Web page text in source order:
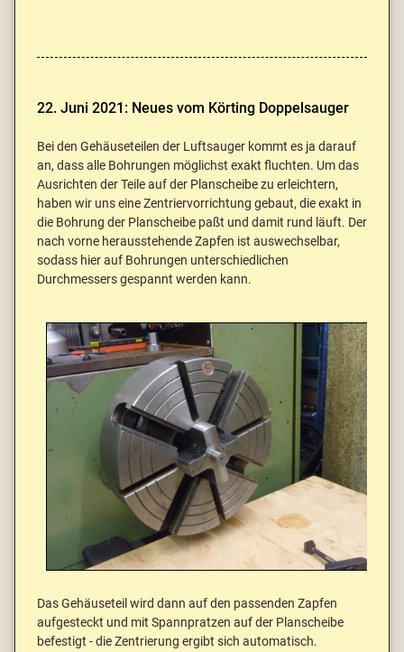
22. Juni 2021: Neues vom Körting Doppelsauger
Bei den Gehäuseteilen der Luftsauger kommt es ja darauf
an, dass alle Bohrungen möglichst exakt fluchten. Um das
Ausrichten der Teile auf der Planscheibe zu erleichtern,
haben wir uns eine Zentriervorrichtung gebaut, die exakt in
die Bohrung der Planscheibe paßt und damit rund läuft. Der
nach vorne herausstehende Zapfen ist auswechselbar,
sodass hier auf Bohrungen unterschiedlichen
Durchmessers gespannt werden kann.
Das Gehäuseteil wird dann auf den passenden Zapfen
aufgesteckt und mit Spannpratzen auf der Planscheibe
befestigt - die Zentrierung ergibt sich automatisch.